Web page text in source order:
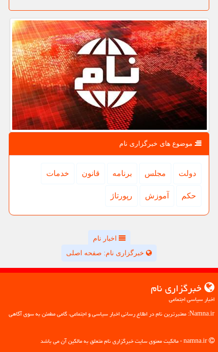
موضوع های خبرگزاری نام
دولت مجلس برنامه قانون خدمات
حكم آموزش رپورتاژ
اخبار نام
خبرگزاری نام: صفحه اصلی
خبرگزاری نام
اخبار سیاسی اجتماعی
Namna.ir: معتبرترین نام در اطلاع رسانی اخبار سیاسی و اجتماعی، گامی مطمئن به سوی آگاهی